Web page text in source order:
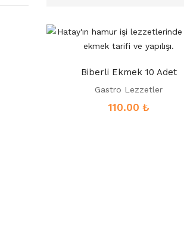
Biberli Ekmek 10 Adet
Gastro Lezzetler
110.00 ₺